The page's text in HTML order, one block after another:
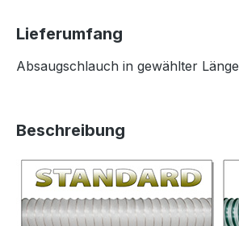
Lieferumfang
Absaugschlauch in gewählter Länge
Beschreibung